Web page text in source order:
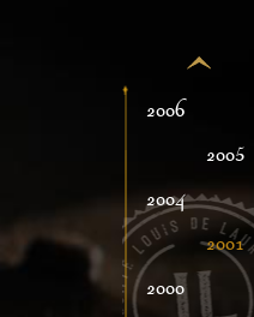
2006
2005
2004
2001
2000